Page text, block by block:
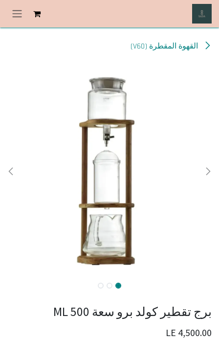
تخطي للذهاب إلى المحتوى
القهوة المقطرة (V60)
برج تقطير كولد برو سعة 500 ML
4,500.00